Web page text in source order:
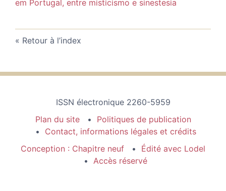
em Portugal, entre misticismo e sinestesia
Retour à l’index
ISSN électronique 2260-5959
Plan du site
Politiques de publication
Contact, informations légales et crédits
Conception : Chapitre neuf
Édité avec Lodel
Accès réservé